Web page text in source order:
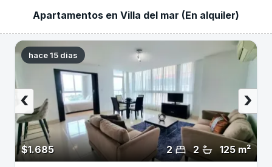
Apartamentos en Villa del mar (En alquiler)
hace 15 dias
$1.685 125 m²
2
2
›
‹